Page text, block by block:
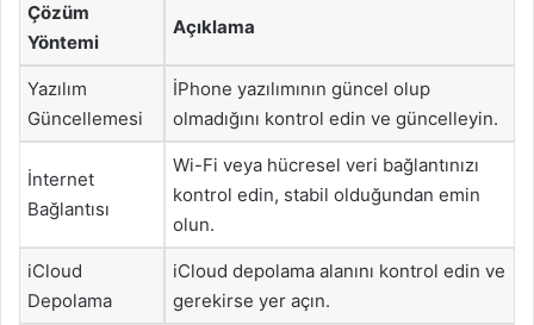
Çözüm
Yöntemi
Açıklama
Yazılım
Güncellemesi
İPhone yazılımının güncel olup
olmadığını kontrol edin ve güncelleyin.
İnternet
Bağlantısı
Wi-Fi veya hücresel veri bağlantınızı
kontrol edin, stabil olduğundan emin
olun.
iCloud
Depolama
iCloud depolama alanını kontrol edin ve
gerekirse yer açın.